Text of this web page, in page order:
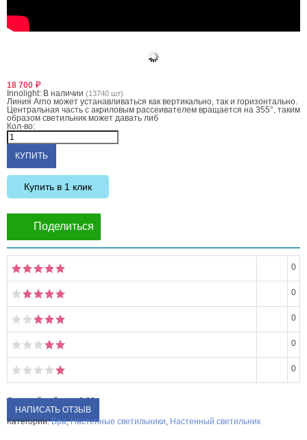
18 700 ₽
Innolight: В наличии (13740 шт)
Линия Arno может устанавливаться как вертикально, так и горизонтально.
Центральная часть с акриловым рассеивателем вращается на 355°, таким
образом светильник может давать либ
Кол-во:
Купить в 1 клик
Поделиться
0
0
0
0
0
Средний рейтинг:0.00
НАПИСАТЬ ОТЗЫВ
Категории:Бра,Настенные светильники, Настенный светильник